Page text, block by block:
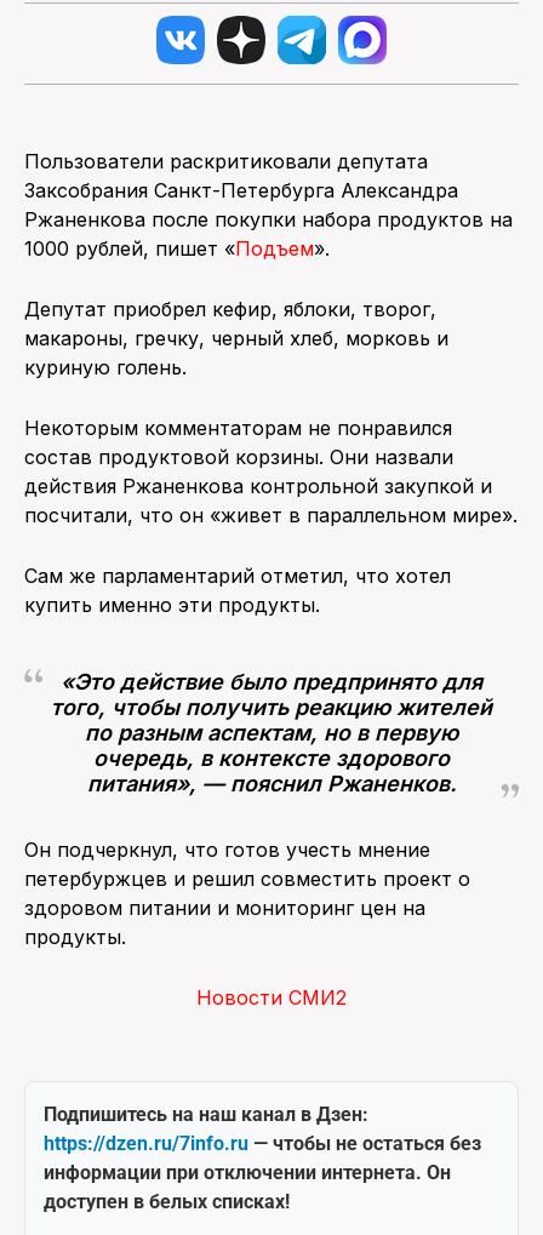
Пользователи раскритиковали депутата
Заксобрания Санкт-Петербурга Александра
Ржаненкова после покупки набора продуктов на
1000 рублей, пишет «Подъем».
Депутат приобрел кефир, яблоки, творог,
макароны, гречку, черный хлеб, морковь и
куриную голень.
Некоторым комментаторам не понравился
состав продуктовой корзины. Они назвали
действия Ржаненкова контрольной закупкой и
посчитали, что он «живет в параллельном мире».
Сам же парламентарий отметил, что хотел
купить именно эти продукты.
«Это действие было предпринято для
того, чтобы получить реакцию жителей
по разным аспектам, но в первую
очередь, в контексте здорового
питания», — пояснил Ржаненков.
Он подчеркнул, что готов учесть мнение
петербуржцев и решил совместить проект о
здоровом питании и мониторинг цен на
продукты.
Новости СМИ2
Подпишитесь на наш канал в Дзен:
https://dzen.ru/7info.ru — чтобы не остаться без
информации при отключении интернета. Он
доступен в белых списках!